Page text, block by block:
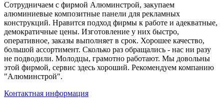
Сотрудничаем с фирмой Алюминстрой, закупаем
алюминиевые композитные панели для рекламных
конструкций. Нравится подход фирмы к работе и адекватные,
демократичные цены. Изготовление у них быстро,
оперативное, заказы выполняет в срок. Хорошее качество,
большой ассортимент. Сколько раз обращались - нас ни разу
не подводили. Молодцы, грамотно работают. Мы довольны
этой фирмой, сервис здесь хороший. Рекомендуем компанию
"Алюминстрой".
Контактная информация